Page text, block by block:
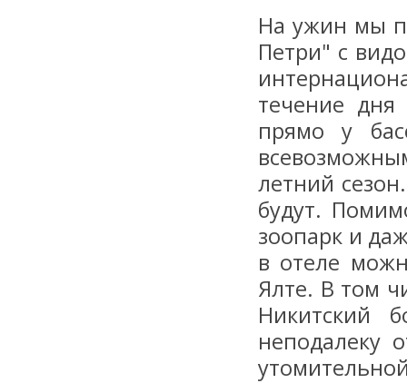
На ужин мы
Петри" с
течение
прямо у
летний
будут.
зоопарк и
в отеле
Ялте. В том
Никитский
неподалеку